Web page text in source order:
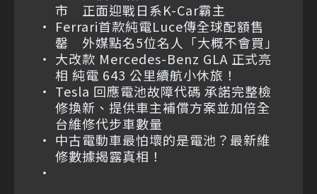
市 正面迎戰日系K-Car霸主
Ferrari首款純電Luce傳全球配額售
罄 外媒點名5位名人「大概不會買」
大改款 Mercedes-Benz GLA 正式亮
相 純電 643 公里續航小休旅！
Tesla 回應電池故障代碼 承諾完整檢
修換新、提供車主補償方案並加倍全
台維修代步車數量
中古電動車最怕壞的是電池？最新維
修數據揭露真相！